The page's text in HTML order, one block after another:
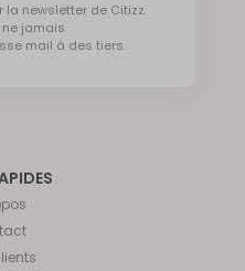
la newsletter de Citizz.
jamais
mail à des tiers.